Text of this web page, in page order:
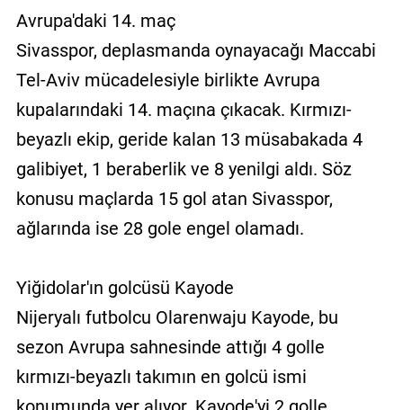
Avrupa'daki 14. maç
Sivasspor, deplasmanda oynayacağı Maccabi
Tel-Aviv mücadelesiyle birlikte Avrupa
kupalarındaki 14. maçına çıkacak. Kırmızı-
beyazlı ekip, geride kalan 13 müsabakada 4
galibiyet, 1 beraberlik ve 8 yenilgi aldı. Söz
konusu maçlarda 15 gol atan Sivasspor,
ağlarında ise 28 gole engel olamadı.
Yiğidolar'ın golcüsü Kayode
Nijeryalı futbolcu Olarenwaju Kayode, bu
sezon Avrupa sahnesinde attığı 4 golle
kırmızı-beyazlı takımın en golcü ismi